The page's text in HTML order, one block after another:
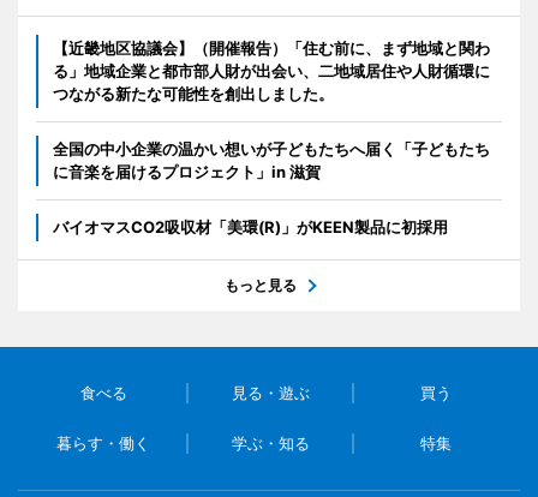
【近畿地区協議会】（開催報告）「住む前に、まず地域と関わ
る」地域企業と都市部人財が出会い、二地域居住や人財循環に
つながる新たな可能性を創出しました。
全国の中小企業の温かい想いが子どもたちへ届く「子どもたち
に音楽を届けるプロジェクト」in 滋賀
バイオマスCO2吸収材「美環(R)」がKEEN製品に初採用
もっと見る
食べる 見る・遊ぶ 買う
暮らす・働く 学ぶ・知る 特集